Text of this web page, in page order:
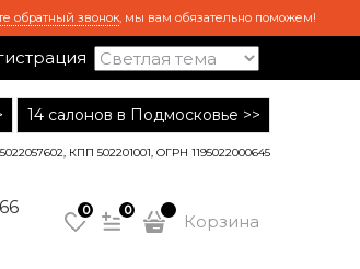
обратный звонок, мы вам обязательно поможем!
14 салонов в Подмосковье >>
КПП 502201001, ОГРН 1195022000645
0 0
Корзина